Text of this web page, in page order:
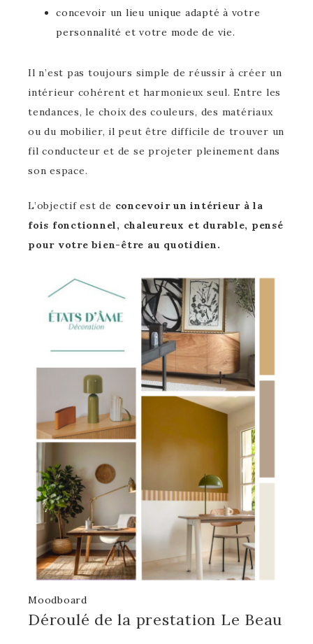
concevoir un lieu unique adapté à votre
personnalité et votre mode de vie.
Il n’est pas toujours simple de réussir à créer un
intérieur cohérent et harmonieux seul. Entre les
tendances, le choix des couleurs, des matériaux
ou du mobilier, il peut être difficile de trouver un
fil conducteur et de se projeter pleinement dans
son espace.
L’objectif est de concevoir un intérieur à la
fois fonctionnel, chaleureux et durable, pensé
pour votre bien-être au quotidien.
Moodboard
Déroulé de la prestation Le Beau